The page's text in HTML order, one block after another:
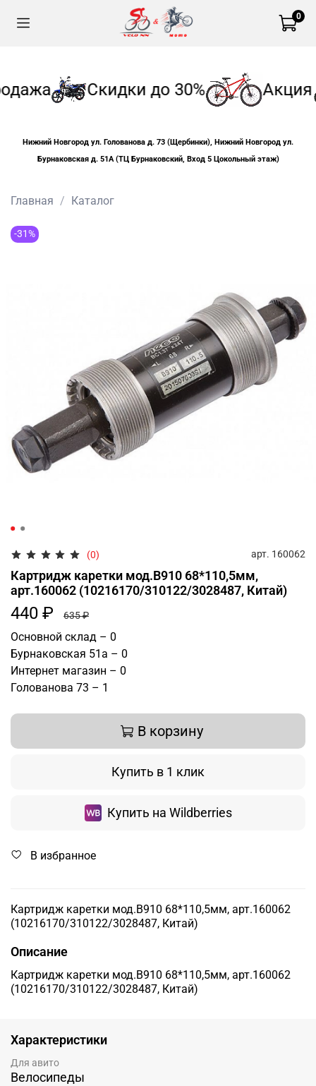
0
Скидки до 30% Акция
Нижний Новгород ул. Голованова д. 73 (Щербинки), Нижний Новгород ул.
Бурнаковская д. 51А (ТЦ Бурнаковский, Вход 5 Цокольный этаж)
Главная Каталог
-31%
(0) арт. 160062
Картридж каретки мод.B910 68*110,5мм,
арт.160062 (10216170/310122/3028487, Китай)
440 ₽ 635 ₽
Основной склад – 0
Бурнаковская 51а – 0
Интернет магазин – 0
Голованова 73 – 1
В корзину
Купить в 1 клик
Купить на Wildberries
В избранное
Картридж каретки мод.B910 68*110,5мм, арт.160062
(10216170/310122/3028487, Китай)
Описание
Картридж каретки мод.B910 68*110,5мм, арт.160062
(10216170/310122/3028487, Китай)
Характеристики
Для авито
Велосипеды